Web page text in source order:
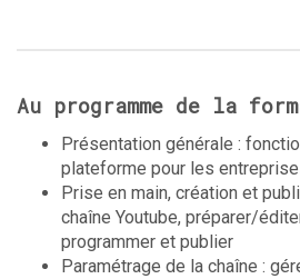
Au programme de la
Présentation générale :
plateforme pour les
Prise en main, création et
chaîne Youtube, préparer/
programmer et publier
Paramétrage de la chaîne :